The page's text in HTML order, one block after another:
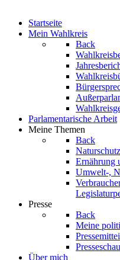
Startseite
Mein Wahlkreis
Back
Parlamentarische Arbeit
Meine Themen
Back
Naturschutz
Ernährung
Umwelt-,
Presse
Back
Meine
Presseschau
Über mich